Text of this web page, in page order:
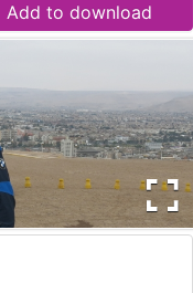
Add to download